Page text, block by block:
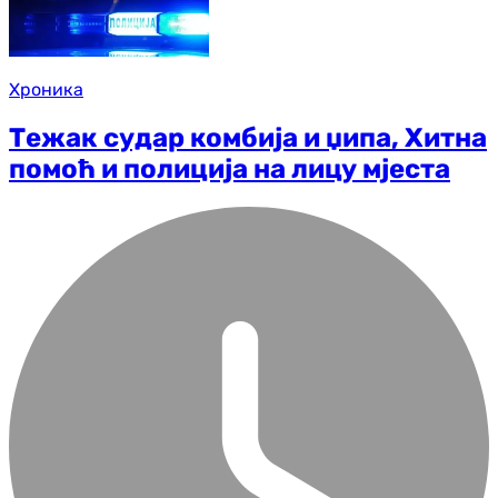
Хроника
Тежак судар комбија и џипа, Хитна
помоћ и полиција на лицу мјеста